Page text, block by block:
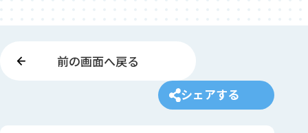
前の画面へ戻る
シェアする